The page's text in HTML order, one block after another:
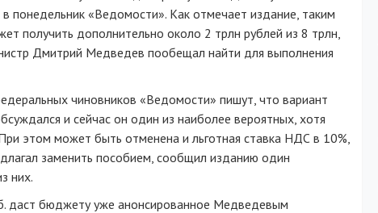
в понедельник «Ведомости». Как отмечает издание, таким
получить дополнительно около 2 трлн рублей из 8 трлн,
Дмитрий Медведев пообещал найти для выполнения
чиновников «Ведомости» пишут, что вариант
и сейчас он один из наиболее вероятных, хотя
этом может быть отменена и льготная ставка НДС в 10%,
заменить пособием, сообщил изданию один
них.
даст бюджету уже анонсированное Медведевым